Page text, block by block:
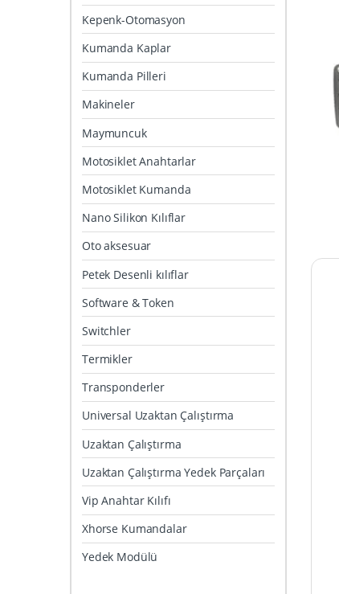
Kepenk-Otomasyon
Kumanda Kaplar
Kumanda Pilleri
Makineler
Maymuncuk
Motosiklet Anahtarlar
Motosiklet Kumanda
Nano Silikon Kılıflar
Oto aksesuar
Petek Desenli kılıflar
Software & Token
Switchler
Termikler
Transponderler
Universal Uzaktan Çalıştırma
Uzaktan Çalıştırma
Uzaktan Çalıştırma Yedek Parçaları
Vip Anahtar Kılıfı
Xhorse Kumandalar
Yedek Modülü